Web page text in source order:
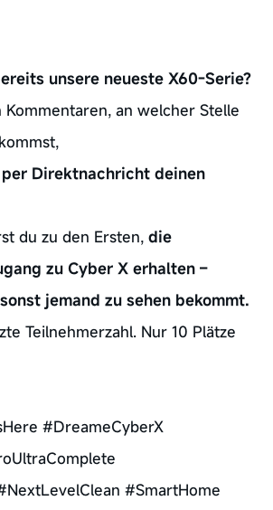
unsere neueste X60-Serie?
Kommentaren, an welcher Stelle
Direktnachricht deinen
du zu den Ersten, die
zu Cyber X erhalten –
jemand zu sehen bekommt.
Teilnehmerzahl. Nur 10 Plätze
#DreameCyberX
#SmartHome